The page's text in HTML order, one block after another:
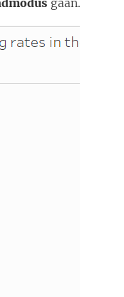
gaan.